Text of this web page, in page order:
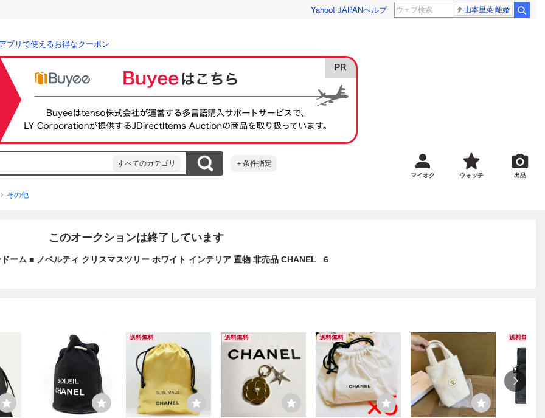
Yahoo! JAPANヘルプ 山本里菜 離婚
プリで使えるお得なクーポン
すべてのカテゴリ ＋条件指定
マイオク ウォッチ 出品
その他
このオークションは終了しています
ーム ■ ノベルティ クリスマスツリー ホワイト インテリア 置物 非売品 CHANEL □6
送料無料 送料無料 送料無料 送料無料